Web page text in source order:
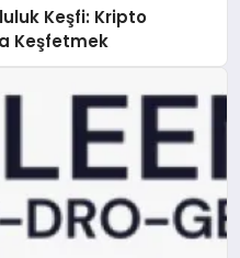
Keşfi: Kripto
Keşfetmek